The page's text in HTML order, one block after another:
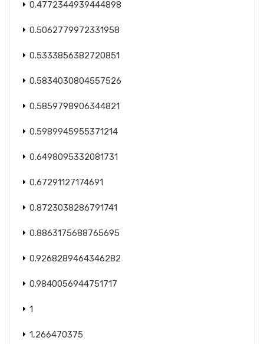
0.4772344939444898
0.5062779972331958
0.5333856382720851
0.5834030804557526
0.5859798906344821
0.5989945955371214
0.6498095332081731
0.67291127174691
0.8723038286791741
0.8863175688765695
0.9268289464346282
0.9840056944751717
1
1,266470375